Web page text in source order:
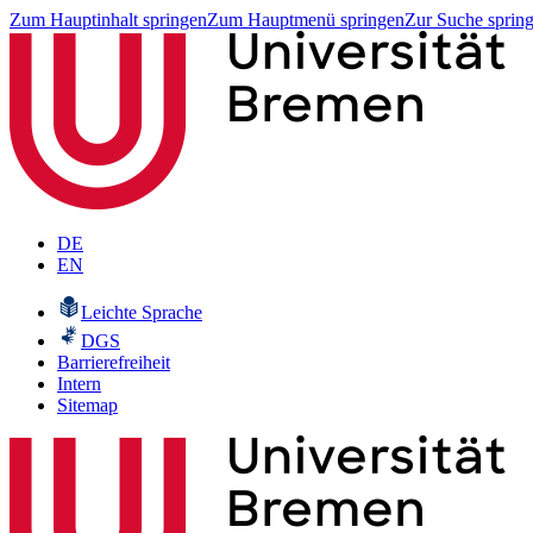
Zum Hauptinhalt springenZum Hauptmenü springenZur Suche
DE
EN
Leichte Sprache
DGS
Barrierefreiheit
Intern
Sitemap